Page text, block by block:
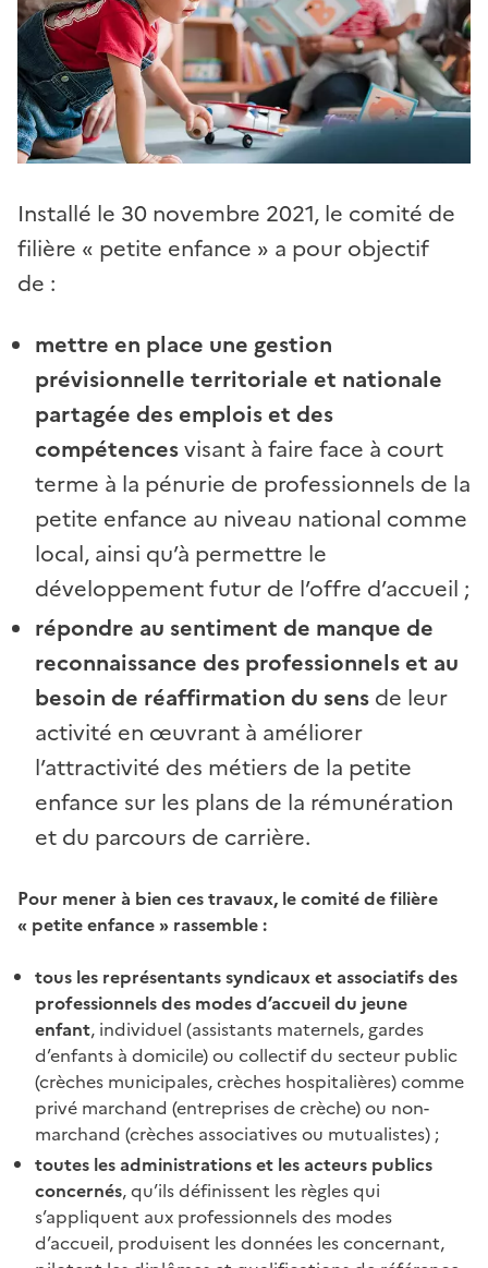
Installé le 30 novembre 2021, le comité de
filière « petite enfance » a pour objectif
de :
mettre en place une gestion
prévisionnelle territoriale et nationale
partagée des emplois et des
compétencesvisant à faire face à court
terme à la pénurie de professionnels de la
petite enfance au niveau national comme
local, ainsi qu’à permettre le
développement futur de l’offre d’accueil ;
répondre au sentiment de manque de
reconnaissance des professionnels et au
besoin de réaffirmation du sens de leur
activité en œuvrant à améliorer
l’attractivité des métiers de la petite
enfance sur les plans de la rémunération
et du parcours de carrière.
Pour mener à bien ces travaux, le comité de filière
« petite enfance » rassemble :
tous les représentants syndicaux et associatifs des
professionnels des modes d’accueil du jeune
enfant, individuel (assistants maternels, gardes
d’enfants à domicile) ou collectif du secteur public
(crèches municipales, crèches hospitalières) comme
privé marchand (entreprises de crèche) ou non-
marchand (crèches associatives ou mutualistes) ;
toutes les administrations et les acteurs publics
concernés, qu’ils définissent les règles qui
s’appliquent aux professionnels des modes
d’accueil, produisent les données les concernant,